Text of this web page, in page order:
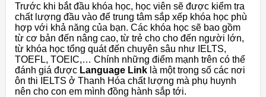
Trước khi bắt đầu khóa học, học viên sẽ được kiểm tra
chất lượng đầu vào để trung tâm sắp xếp khóa học phù
hợp với khả năng của bạn. Các khóa học sẽ bao gồm
từ cơ bản đến nâng cao, từ trẻ cho cho đến người lớn,
từ khóa học tổng quát đến chuyên sâu như IELTS,
TOEFL, TOEIC,… Chính những điểm mạnh trên có thể
đánh giá được Language Link là một trong số các nơi
ôn thi IELTS ở Thanh Hóa chất lượng mà phụ huynh
nên cho con em mình đồng hành sắp tới.